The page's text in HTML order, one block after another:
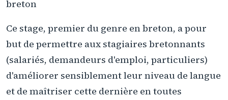
breton
Ce stage, premier du genre en breton, a pour
but de permettre aux stagiaires bretonnants
(salariés, demandeurs d'emploi, particuliers)
d'améliorer sensiblement leur niveau de langue
et de maîtriser cette dernière en toutes